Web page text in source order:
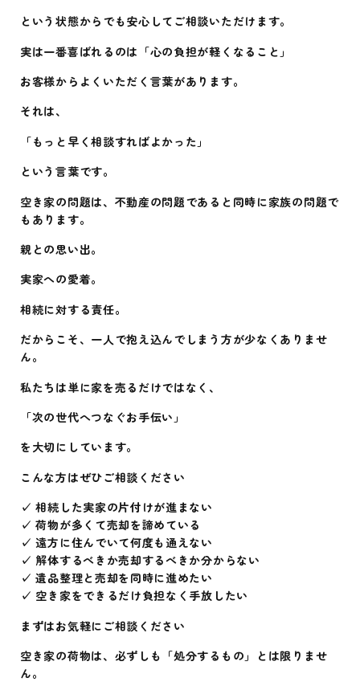
という状態からでも安心してご相談いただけます。
実は一番喜ばれるのは「心の負担が軽くなること」
お客様からよくいただく言葉があります。
それは、
「もっと早く相談すればよかった」
という言葉です。
空き家の問題は、不動産の問題であると同時に家族の問題で
もあります。
親との思い出。
実家への愛着。
相続に対する責任。
だからこそ、一人で抱え込んでしまう方が少なくありませ
ん。
私たちは単に家を売るだけではなく、
「次の世代へつなぐお手伝い」
を大切にしています。
こんな方はぜひご相談ください
✓ 相続した実家の片付けが進まない
✓ 荷物が多くて売却を諦めている
✓ 遠方に住んでいて何度も通えない
✓ 解体するべきか売却するべきか分からない
✓ 遺品整理と売却を同時に進めたい
✓ 空き家をできるだけ負担なく手放したい
まずはお気軽にご相談ください
空き家の荷物は、必ずしも「処分するもの」とは限りませ
ん。